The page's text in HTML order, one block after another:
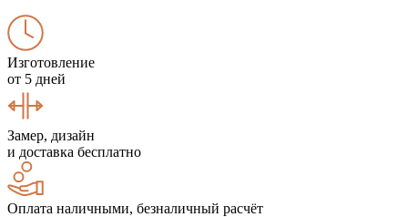
Изготовление
от 5 дней
Замер, дизайн
и доставка бесплатно
Оплата наличными, безналичный расчёт